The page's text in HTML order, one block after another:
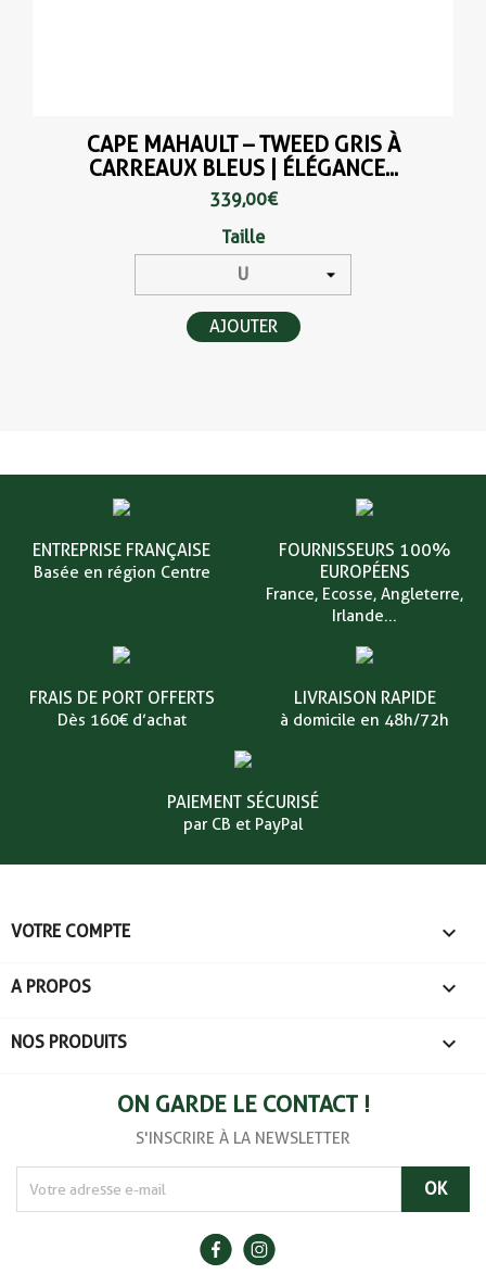
CAPE MAHAULT – TWEED GRIS À
CARREAUX BLEUS | ÉLÉGANCE...
339,00 €
Taille
AJOUTER
ENTREPRISE FRANÇAISE
Basée en région Centre
FOURNISSEURS 100%
EUROPÉENS
France, Ecosse, Angleterre,
Irlande...
FRAIS DE PORT OFFERTS
Dès 160€ d’achat
LIVRAISON RAPIDE
à domicile en 48h/72h
PAIEMENT SÉCURISÉ
par CB et PayPal
VOTRE COMPTE 
A PROPOS 
NOS PRODUITS 
ON GARDE LE CONTACT !
S'INSCRIRE À LA NEWSLETTER